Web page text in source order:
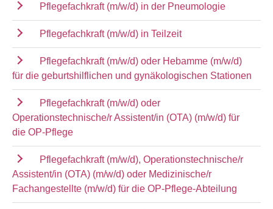
Pflegefachkraft (m/w/d) in der Pneumologie
Pflegefachkraft (m/w/d) in Teilzeit
Pflegefachkraft (m/w/d) oder Hebamme (m/w/d)
für die geburtshilflichen und gynäkologischen Stationen
Pflegefachkraft (m/w/d) oder
Operationstechnische/r Assistent/in (OTA) (m/w/d) für
die OP-Pflege
Pflegefachkraft (m/w/d), Operationstechnische/r
Assistent/in (OTA) (m/w/d) oder Medizinische/r
Fachangestellte (m/w/d) für die OP-Pflege-Abteilung